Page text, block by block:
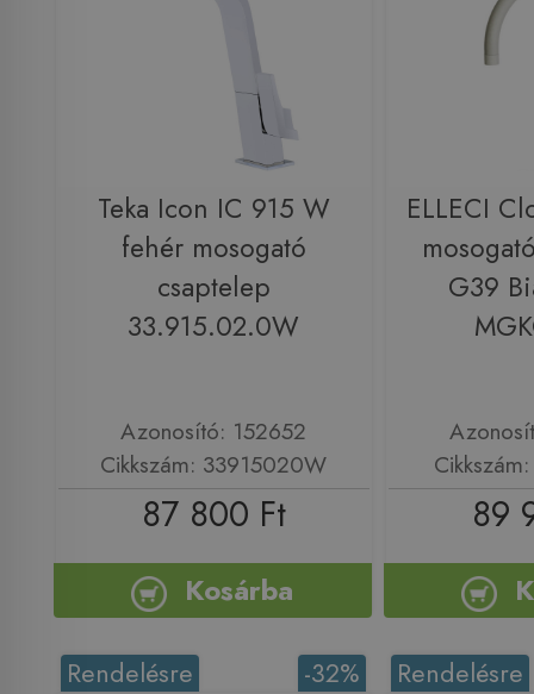
Teka Icon IC 915 W
fehér mosogató
csaptelep
33.915.02.0W
Azonosító: 152652
Cikkszám: 33915020W
87 800 Ft
Kosárba
ELLECI
G39
89
-32%
Rendelésre Rendelésre